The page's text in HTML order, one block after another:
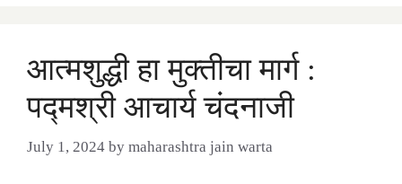
आत्मशुद्धी हा मुक्तीचा मार्ग :
पद्मश्री आचार्य चंदनाजी
July 1, 2024 by maharashtra jain warta